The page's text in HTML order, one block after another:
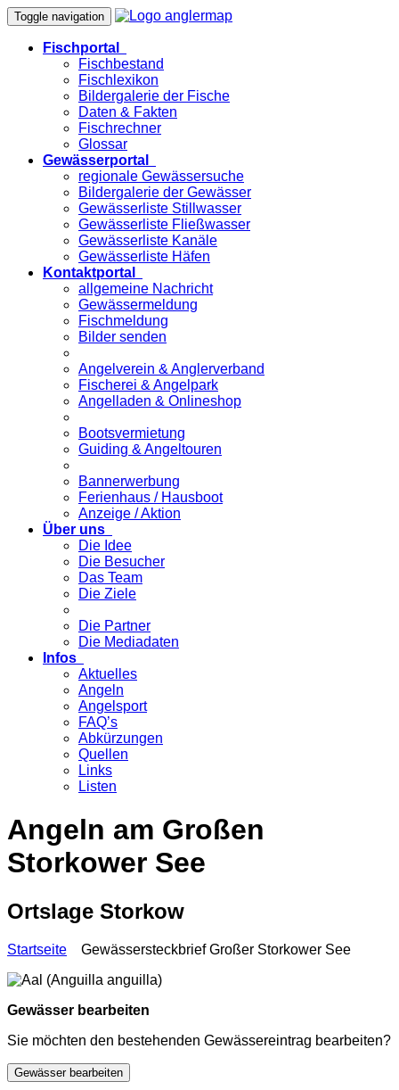
Toggle navigation
Fischportal
Fischbestand
Fischlexikon
Bildergalerie der Fische
Daten & Fakten
Fischrechner
Glossar
Gewässerportal
regionale Gewässersuche
Bildergalerie der Gewässer
Gewässerliste Stillwasser
Gewässerliste Fließwasser
Gewässerliste Kanäle
Gewässerliste Häfen
Kontaktportal
allgemeine Nachricht
Gewässermeldung
Fischmeldung
Bilder senden
Angelverein & Anglerverband
Fischerei & Angelpark
Angelladen & Onlineshop
Bootsvermietung
Guiding & Angeltouren
Bannerwerbung
Ferienhaus / Hausboot
Anzeige / Aktion
Über uns
Die Idee
Die Besucher
Das Team
Die Ziele
Die Partner
Die Mediadaten
Infos
Aktuelles
Angeln
Angelsport
FAQ’s
Abkürzungen
Quellen
Links
Listen
Angeln am Großen
Storkower See
Ortslage Storkow
Startseite Gewässersteckbrief Großer Storkower See
Gewässer bearbeiten
Sie möchten den bestehenden Gewässereintrag bearbeiten?
Gewässer bearbeiten